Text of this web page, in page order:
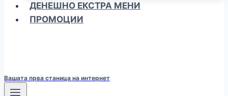
ДЕНЕШНО ЕКСТРА МЕНИ
ПРОМОЦИИ
Вашата прва станица на интернет